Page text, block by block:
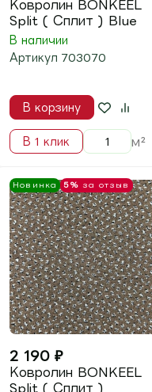
Ковролин BONKEEL
Sweet ( Свиит ) Ivory
В наличии
Артикул 703396
В корзину
В 1 клик м²
Новинка 5%за отзыв